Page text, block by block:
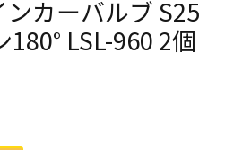
カーバルブ S25
LSL-960 2個